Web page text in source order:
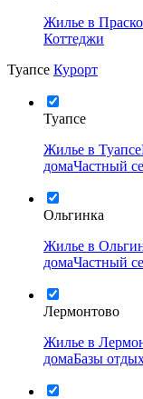
Жилье в
Коттеджи
Туапсе Курорт
Туапсе
Жилье в Туапсе
домаЧастный
Ольгинка
Жилье в
домаЧастный
Лермонтово
Жилье в
домаБазы